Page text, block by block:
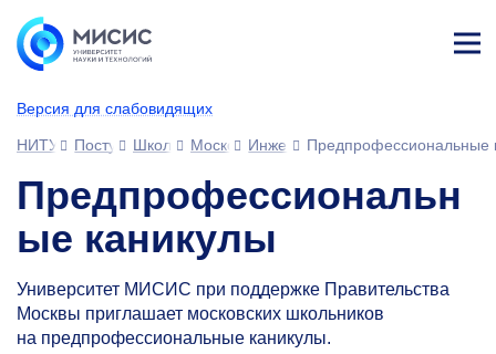
Версия для слабовидящих
ине
НИТУ МИСИСПоступающимШкольникамМосковские образовательные проекты
Инженерный класс в московской
Предпрофессиональные
Предпрофессиональн
ые каникулы
Университет МИСИС при поддержке Правительства
Москвы приглашает московских школьников
на предпрофессиональные каникулы.